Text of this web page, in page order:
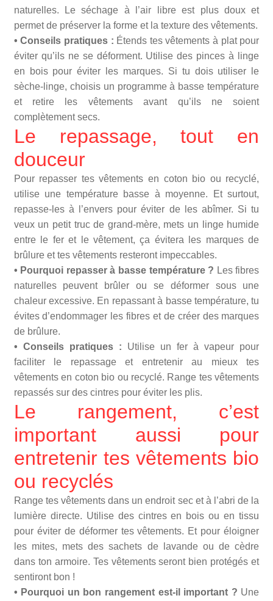
naturelles. Le séchage à l’air libre est plus doux et
permet de préserver la forme et la texture des vêtements.
• Conseils pratiques : Étends tes vêtements à plat pour
éviter qu’ils ne se déforment. Utilise des pinces à linge
en bois pour éviter les marques. Si tu dois utiliser le
sèche-linge, choisis un programme à basse température
et retire les vêtements avant qu’ils ne soient
complètement secs.
Le repassage, tout en
douceur
Pour repasser tes vêtements en coton bio ou recyclé,
utilise une température basse à moyenne. Et surtout,
repasse-les à l’envers pour éviter de les abîmer. Si tu
veux un petit truc de grand-mère, mets un linge humide
entre le fer et le vêtement, ça évitera les marques de
brûlure et tes vêtements resteront impeccables.
• Pourquoi repasser à basse température ? Les fibres
naturelles peuvent brûler ou se déformer sous une
chaleur excessive. En repassant à basse température, tu
évites d’endommager les fibres et de créer des marques
de brûlure.
• Conseils pratiques : Utilise un fer à vapeur pour
faciliter le repassage et entretenir au mieux tes
vêtements en coton bio ou recyclé. Range tes vêtements
repassés sur des cintres pour éviter les plis.
Le rangement, c’est
important aussi pour
entretenir tes vêtements bio
ou recyclés
Range tes vêtements dans un endroit sec et à l’abri de la
lumière directe. Utilise des cintres en bois ou en tissu
pour éviter de déformer tes vêtements. Et pour éloigner
les mites, mets des sachets de lavande ou de cèdre
dans ton armoire. Tes vêtements seront bien protégés et
sentiront bon !
• Pourquoi un bon rangement est-il important ? Une